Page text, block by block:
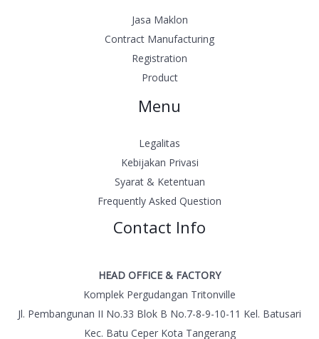
Jasa Maklon
Contract Manufacturing
Registration
Product
Menu
Legalitas
Kebijakan Privasi
Syarat & Ketentuan
Frequently Asked Question
Contact Info
HEAD OFFICE & FACTORY
Komplek Pergudangan Tritonville
Jl. Pembangunan II No.33 Blok B No.7-8-9-10-11 Kel. Batusari
Kec. Batu Ceper Kota Tangerang